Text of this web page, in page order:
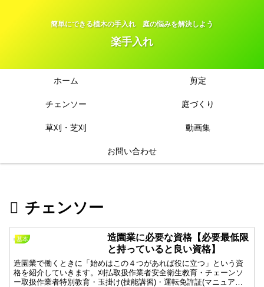
簡単にできる植木の手入れ 庭の悩みを解決しよう
楽手入れ
ホーム 剪定
チェンソー 庭づくり
草刈・芝刈 動画集
お問い合わせ
チェンソー
基本
造園業に必要な資格【必要最低限
と持っていると良い資格】
造園業で働くときに「始めはこの４つがあれば役に立つ」という資
格を紹介していきます。刈払取扱作業者安全衛生教育・チェーンソ
ー取扱作業者特別教育・玉掛け(技能講習)・運転免許証(マニュアル